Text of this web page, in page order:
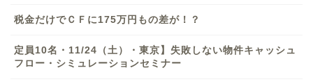
税金だけでＣＦに175万円もの差が！？
定員10名・11/24（土）・東京】失敗しない物件キャッシュ
フロー・シミュレーションセミナー